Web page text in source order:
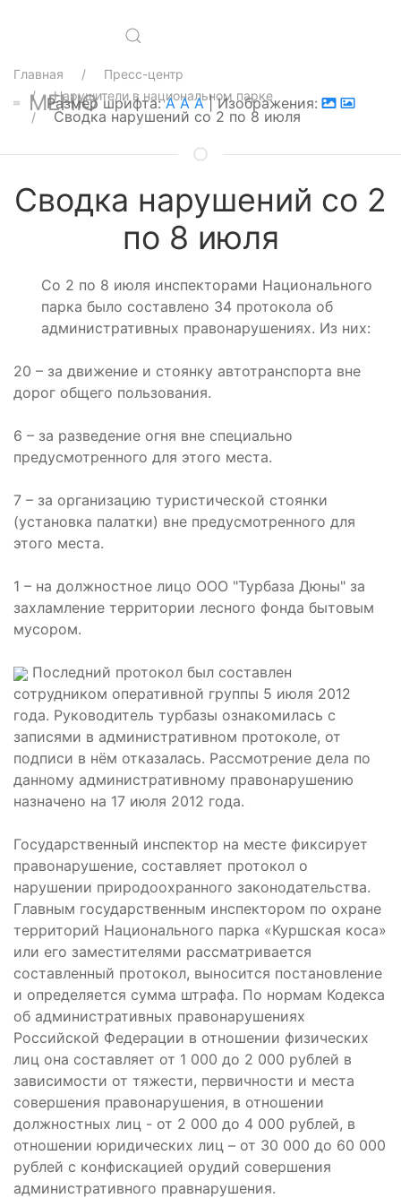
МЕНЮ
Размер шрифта:A A A| Изображения:
Главная
Пресс-центр
Нарушители в национальном парке
Сводка нарушений со 2 по 8 июля
Сводка нарушений со 2
по 8 июля
Со 2 по 8 июля инспекторами Национального
парка было составлено 34 протокола об
административных правонарушениях. Из них:
20 – за движение и стоянку автотранспорта вне
дорог общего пользования.
6 – за разведение огня вне специально
предусмотренного для этого места.
7 – за организацию туристической стоянки
(установка палатки) вне предусмотренного для
этого места.
1 – на должностное лицо ООО "Турбаза Дюны" за
захламление территории лесного фонда бытовым
мусором.
Последний протокол был составлен
сотрудником оперативной группы 5 июля 2012
года. Руководитель турбазы ознакомилась с
записями в административном протоколе, от
подписи в нём отказалась. Рассмотрение дела по
данному административному правонарушению
назначено на 17 июля 2012 года.
Государственный инспектор на месте фиксирует
правонарушение, составляет протокол о
нарушении природоохранного законодательства.
Главным государственным инспектором по охране
территорий Национального парка «Куршская коса»
или его заместителями рассматривается
составленный протокол, выносится постановление
и определяется сумма штрафа. По нормам Кодекса
об административных правонарушениях
Российской Федерации в отношении физических
лиц она составляет от 1 000 до 2 000 рублей в
зависимости от тяжести, первичности и места
совершения правонарушения, в отношении
должностных лиц - от 2 000 до 4 000 рублей, в
отношении юридических лиц – от 30 000 до 60 000
рублей с конфискацией орудий совершения
административного правнарушения.